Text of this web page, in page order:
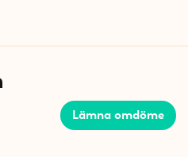
av Tantrix.
den första som löser det!
Lämna omdöme